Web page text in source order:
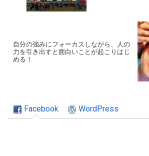
自分の強みにフォーカスしながら、人の
力を引き出すと面白いことが起こりはじ
める！
Facebook WordPress